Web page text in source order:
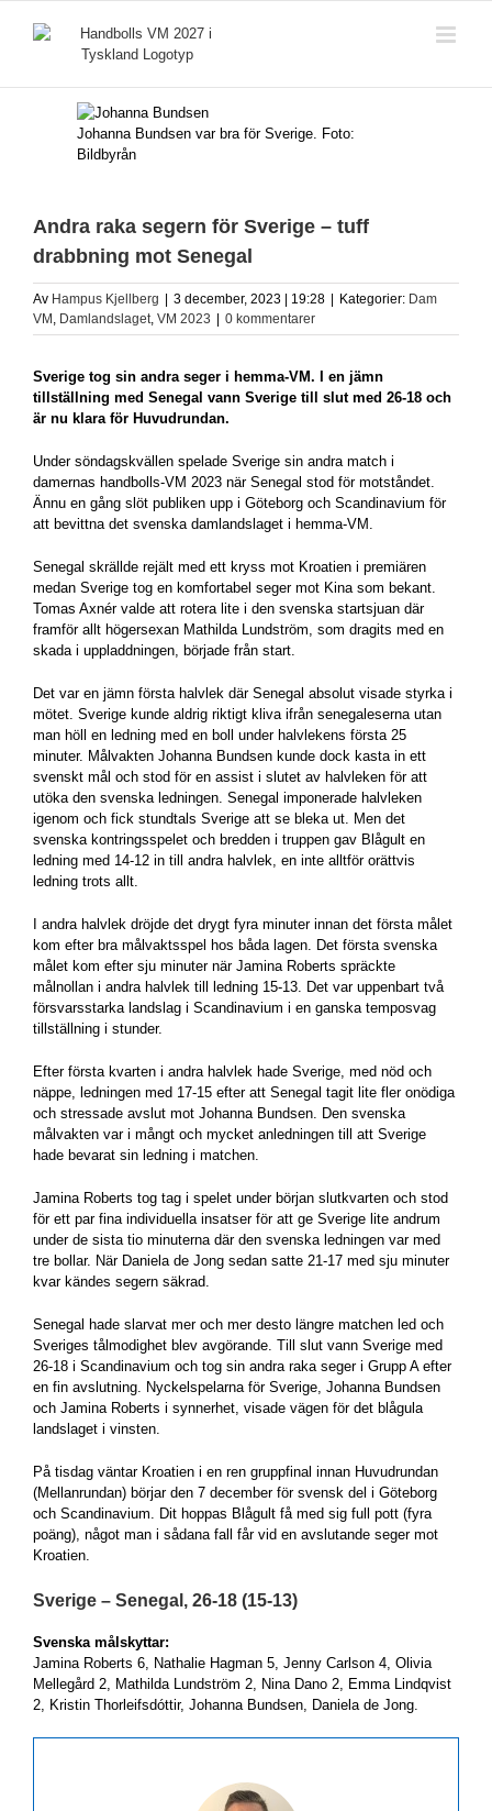
Johanna Bundsen var bra för Sverige. Foto:
Bildbyrån
Andra raka segern för Sverige – tuff
drabbning mot Senegal
Av Hampus Kjellberg 3 december, 2023 | 19:28 Kategorier: Dam
VM , Damlandslaget, VM 2023 0 kommentarer
Sverige tog sin andra seger i hemma-VM. I en jämn
tillställning med Senegal vann Sverige till slut med 26-18 och
är nu klara för Huvudrundan.
Under söndagskvällen spelade Sverige sin andra match i
damernas handbolls-VM 2023 när Senegal stod för motståndet.
Ännu en gång slöt publiken upp i Göteborg och Scandinavium för
att bevittna det svenska damlandslaget i hemma-VM.
Senegal skrällde rejält med ett kryss mot Kroatien i premiären
medan Sverige tog en komfortabel seger mot Kina som bekant.
Tomas Axnér valde att rotera lite i den svenska startsjuan där
framför allt högersexan Mathilda Lundström, som dragits med en
skada i uppladdningen, började från start.
Det var en jämn första halvlek där Senegal absolut visade styrka i
mötet. Sverige kunde aldrig riktigt kliva ifrån senegaleserna utan
man höll en ledning med en boll under halvlekens första 25
minuter. Målvakten Johanna Bundsen kunde dock kasta in ett
svenskt mål och stod för en assist i slutet av halvleken för att
utöka den svenska ledningen. Senegal imponerade halvleken
igenom och fick stundtals Sverige att se bleka ut. Men det
svenska kontringsspelet och bredden i truppen gav Blågult en
ledning med 14-12 in till andra halvlek, en inte alltför orättvis
ledning trots allt.
I andra halvlek dröjde det drygt fyra minuter innan det första målet
kom efter bra målvaktsspel hos båda lagen. Det första svenska
målet kom efter sju minuter när Jamina Roberts spräckte
målnollan i andra halvlek till ledning 15-13. Det var uppenbart två
försvarsstarka landslag i Scandinavium i en ganska temposvag
tillställning i stunder.
Efter första kvarten i andra halvlek hade Sverige, med nöd och
näppe, ledningen med 17-15 efter att Senegal tagit lite fler onödiga
och stressade avslut mot Johanna Bundsen. Den svenska
målvakten var i mångt och mycket anledningen till att Sverige
hade bevarat sin ledning i matchen.
Jamina Roberts tog tag i spelet under början slutkvarten och stod
för ett par fina individuella insatser för att ge Sverige lite andrum
under de sista tio minuterna där den svenska ledningen var med
tre bollar. När Daniela de Jong sedan satte 21-17 med sju minuter
kvar kändes segern säkrad.
Senegal hade slarvat mer och mer desto längre matchen led och
Sveriges tålmodighet blev avgörande. Till slut vann Sverige med
26-18 i Scandinavium och tog sin andra raka seger i Grupp A efter
en fin avslutning. Nyckelspelarna för Sverige, Johanna Bundsen
och Jamina Roberts i synnerhet, visade vägen för det blågula
landslaget i vinsten.
På tisdag väntar Kroatien i en ren gruppfinal innan Huvudrundan
(Mellanrundan) börjar den 7 december för svensk del i Göteborg
och Scandinavium. Dit hoppas Blågult få med sig full pott (fyra
poäng), något man i sådana fall får vid en avslutande seger mot
Kroatien.
Sverige – Senegal, 26-18 (15-13)
Svenska målskyttar:
Jamina Roberts 6, Nathalie Hagman 5, Jenny Carlson 4, Olivia
Mellegård 2, Mathilda Lundström 2, Nina Dano 2, Emma Lindqvist
2, Kristin Thorleifsdóttir, Johanna Bundsen, Daniela de Jong.